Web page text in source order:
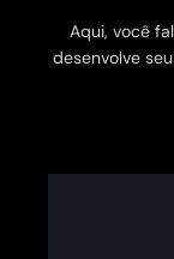
Aqui, você
desenvolve